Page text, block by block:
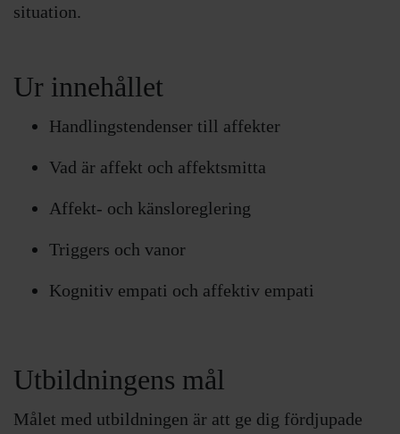
situation.
Ur innehållet
Handlingstendenser till affekter
Vad är affekt och affektsmitta
Affekt- och känsloreglering
Triggers och vanor
Kognitiv empati och affektiv empati
Utbildningens mål
Målet med utbildningen är att ge dig fördjupade